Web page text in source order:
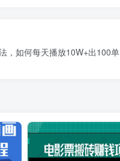
，如何每天播放10W+出100单